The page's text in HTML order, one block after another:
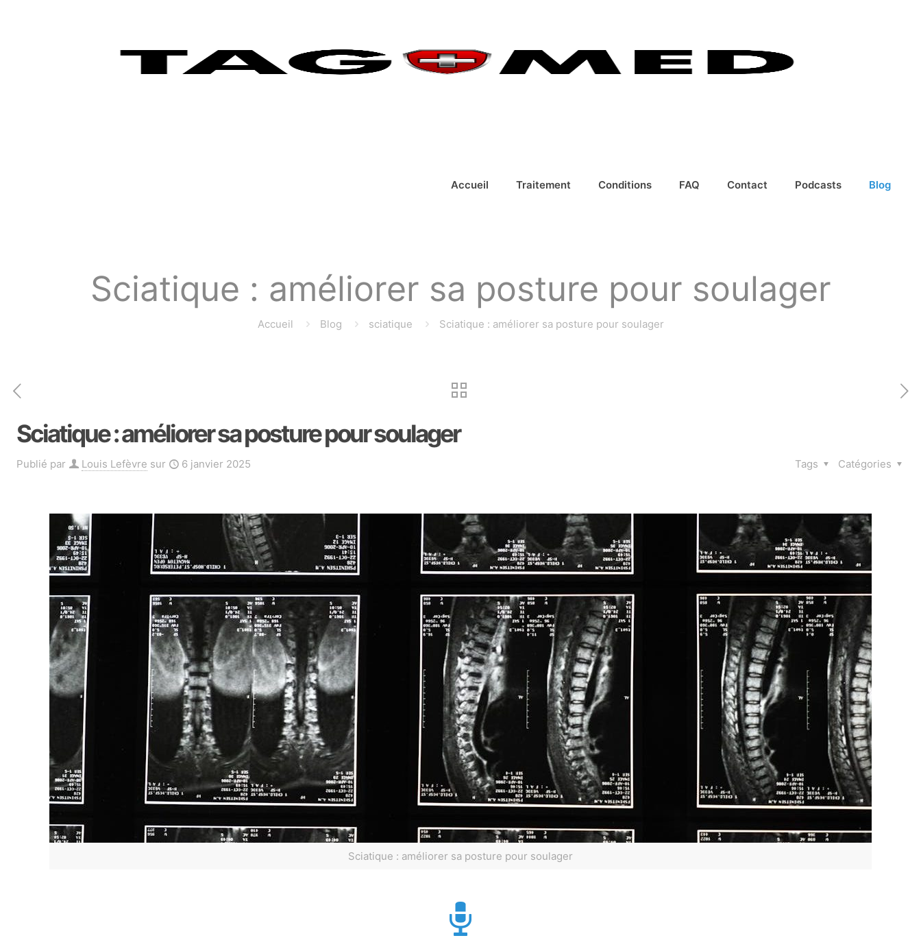
Accueil Traitement Conditions FAQ Contact Podcasts Blog
Sciatique : améliorer sa posture pour soulager
Accueil Blog sciatique Sciatique : améliorer sa posture pour soulager
Sciatique : améliorer sa posture pour soulager
Publié par Louis Lefèvre sur 6 janvier 2025 Catégories
Tags
Sciatique : améliorer sa posture pour soulager